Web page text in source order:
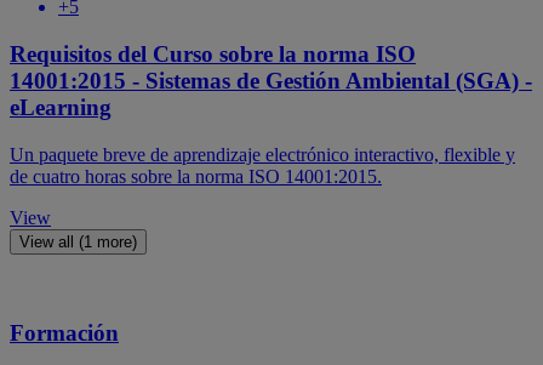
+5
Requisitos del Curso sobre la norma ISO
14001:2015 - Sistemas de Gestión Ambiental (SGA) -
eLearning
Un paquete breve de aprendizaje electrónico interactivo, flexible y
de cuatro horas sobre la norma ISO 14001:2015.
View
View all (1 more)
Formación